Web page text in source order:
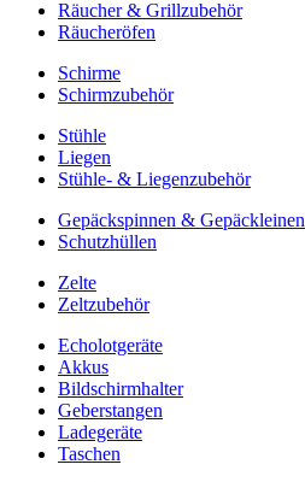
Räucher & Grillzubehör
Räucheröfen
Schirme
Schirmzubehör
Stühle
Liegen
Stühle- & Liegenzubehör
Gepäckspinnen & Gepäckleinen
Schutzhüllen
Zelte
Zeltzubehör
Echolotgeräte
Akkus
Bildschirmhalter
Geberstangen
Ladegeräte
Taschen